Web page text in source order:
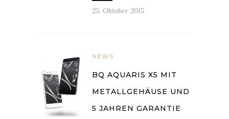
25. Oktober 2015
NEWS
BQ AQUARIS X5 MIT
METALLGEHÄUSE UND
5 JAHREN GARANTIE